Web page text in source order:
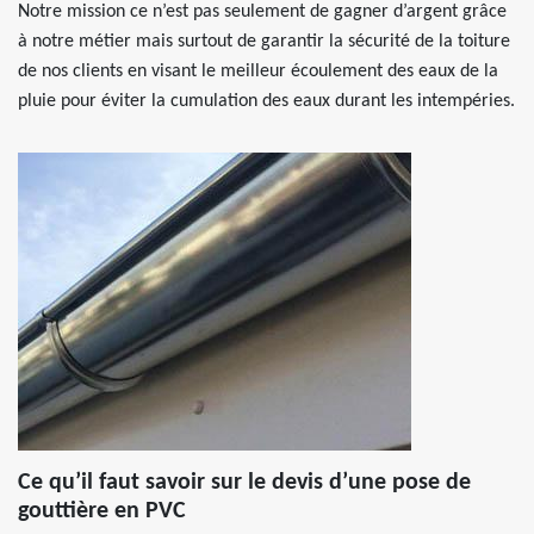
Notre mission ce n’est pas seulement de gagner d’argent grâce
à notre métier mais surtout de garantir la sécurité de la toiture
de nos clients en visant le meilleur écoulement des eaux de la
pluie pour éviter la cumulation des eaux durant les intempéries.
Ce qu’il faut savoir sur le devis d’une pose de
gouttière en PVC